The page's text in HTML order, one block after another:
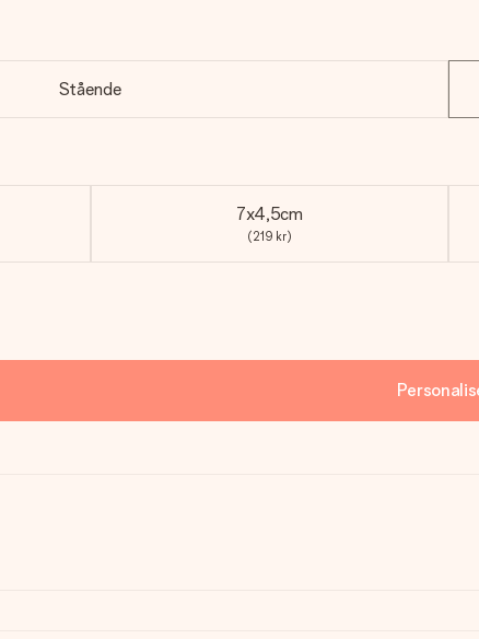
Stående
7x4,5cm
(219 kr)